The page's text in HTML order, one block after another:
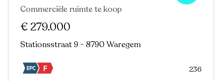
Nieuw
Commerciële ruimte te koop
€ 279.000
Stationsstraat 9 - 8790 Waregem
236